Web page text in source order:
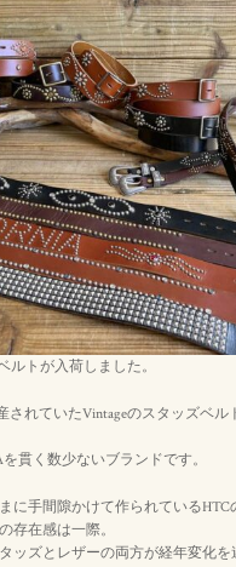
ルトが入荷しました。
されていたVintageのスタッズベ
貫く数少ないブランドです。
に手間隙かけて作られている
存在感は一際。
ッズとレザーの両方が経年変化